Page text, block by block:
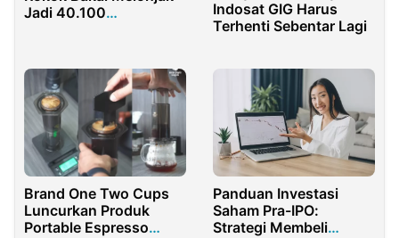
Jadi 40.100
Indosat GIG Harus
Terhenti Sebentar Lagi
Brand One Two Cups
Luncurkan Produk
Portable Espresso
Panduan Investasi
Saham Pra-IPO:
Strategi Membeli